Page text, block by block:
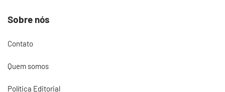
Sobre nós
Contato
Quem somos
Política Editorial